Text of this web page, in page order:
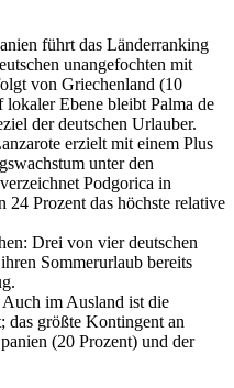
führt das Länderranking
unangefochten mit
von Griechenland (10
Ebene bleibt Palma de
der deutschen Urlauber.
erzielt mit einem Plus
unter den
Podgorica in
Prozent das höchste relative
Drei von vier deutschen
Sommerurlaub bereits
im Ausland ist die
das größte Kontingent an
(20 Prozent) und der